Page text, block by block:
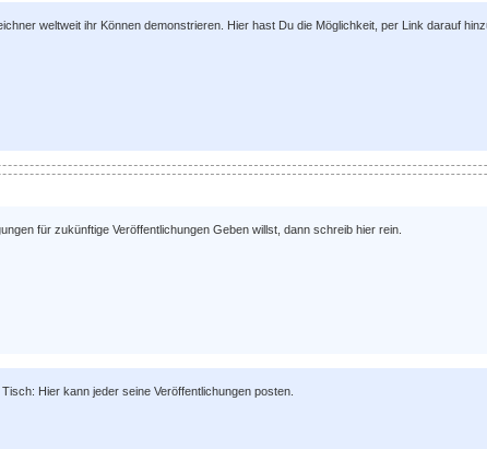
weltweit ihr Können demonstrieren. Hier hast Du die Möglichkeit, per Link darauf
für zukünftige Veröffentlichungen Geben willst, dann schreib hier rein.
Hier kann jeder seine Veröffentlichungen posten.